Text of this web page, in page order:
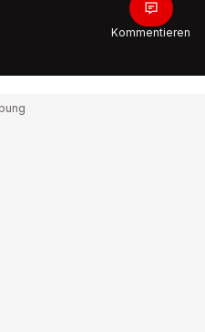
Kommentieren